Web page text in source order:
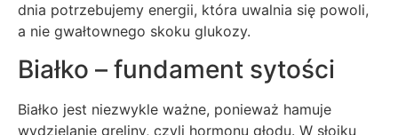
dnia potrzebujemy energii, która uwalnia się powoli,
a nie gwałtownego skoku glukozy.
Białko – fundament sytości
Białko jest niezwykle ważne, ponieważ hamuje
wydzielanie greliny, czyli hormonu głodu. W słoiku